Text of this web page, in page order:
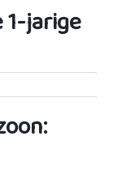
1-jarige